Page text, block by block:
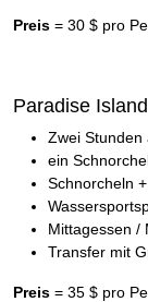
Preis = 30 $ pro
Paradise
Zwei Stunden
ein
Schnorcheln
Mittagessen /
Transfer mit
Preis = 35 $ pro